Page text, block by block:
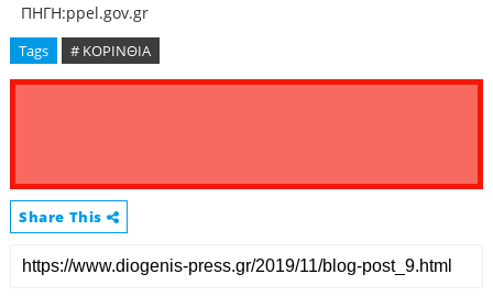
ΠΗΓΗ:ppel.gov.gr
Tags # ΚΟΡΙΝΘΙΑ
Share This